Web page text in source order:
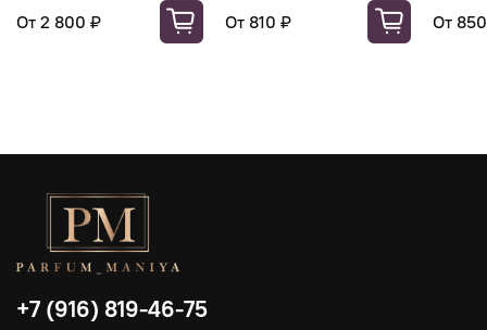
От 2 800 ₽
От 810 ₽
От
+7 (916) 819-46-75